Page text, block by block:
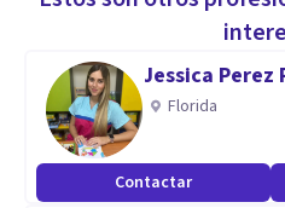
La posibilidad de brindar un
alojamiento subjetivo
singulares que aquejan,
surgimiento de interrogantes
de relacionarse.
Jessica Perez
Florida
Contactar